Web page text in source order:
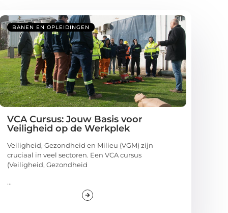
BANEN EN OPLEIDINGEN
VCA Cursus: Jouw Basis voor
Veiligheid op de Werkplek
Veiligheid, Gezondheid en Milieu (VGM) zijn
cruciaal in veel sectoren. Een VCA cursus
(Veiligheid, Gezondheid
...